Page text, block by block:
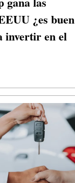
¿es buen
invertir en el